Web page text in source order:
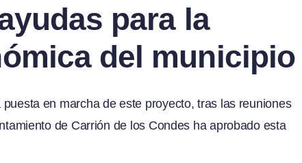
para la
del municipio
en marcha de este proyecto, tras las reuniones
de Carrión de los Condes ha aprobado esta